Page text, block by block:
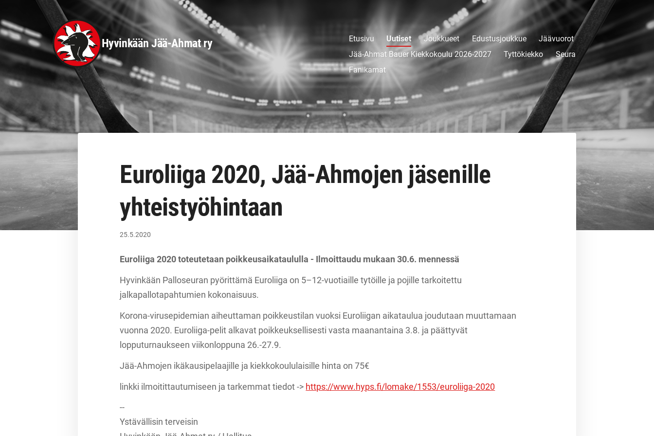
sivun
sisältöön
Hyvinkään Jää-Ahmat ry Etusivu Uutiset Joukkueet Edustusjoukkue
Jäävuorot
Jää-Ahmat Bauer Kiekkokoulu 2026-2027
Tyttökiekko
Seura
Fanikamat
Euroliiga 2020, Jää-Ahmojen jäsenille
yhteistyöhintaan
25.5.2020
Euroliiga 2020 toteutetaan poikkeusaikataululla - Ilmoittaudu mukaan 30.6. mennessä
Hyvinkään Palloseuran pyörittämä Euroliiga on 5–12-vuotiaille tytöille ja pojille tarkoitettu
jalkapallotapahtumien kokonaisuus.
Korona-virusepidemian aiheuttaman poikkeustilan vuoksi Euroliigan aikataulua joudutaan muuttamaan
vuonna 2020. Euroliiga-pelit alkavat poikkeuksellisesti vasta maanantaina 3.8. ja päättyvät
lopputurnaukseen viikonloppuna 26.-27.9.
Jää-Ahmojen ikäkausipelaajille ja kiekkokoululaisille hinta on 75€
linkki ilmoitittautumiseen ja tarkemmat tiedot -> https://www.hyps.fi/lomake/1553/euroliiga-2020
--
Ystävällisin terveisin